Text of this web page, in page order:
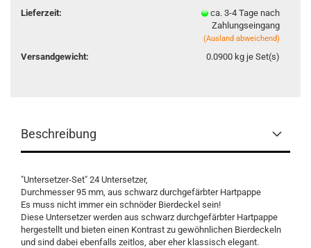
Lieferzeit:
ca. 3-4 Tage nach
Zahlungseingang
(Ausland abweichend)
Versandgewicht: 0.0900kg je Set(s)
Beschreibung
"Untersetzer-Set" 24 Untersetzer,
Durchmesser 95 mm, aus schwarz durchgefärbter Hartpappe
Es muss nicht immer ein schnöder Bierdeckel sein!
Diese Untersetzer werden aus schwarz durchgefärbter Hartpappe
hergestellt und bieten einen Kontrast zu gewöhnlichen Bierdeckeln
und sind dabei ebenfalls zeitlos, aber eher klassisch elegant.